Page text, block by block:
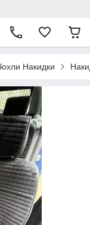
Накидки